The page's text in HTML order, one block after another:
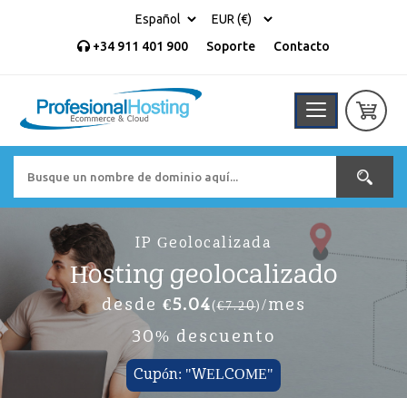
+34 911 401 900 Soporte Contacto
IP Geolocalizada
Hosting geolocalizado
desde €5.04 (€7.20) /mes
30% descuento
Cupón: "WELCOME"